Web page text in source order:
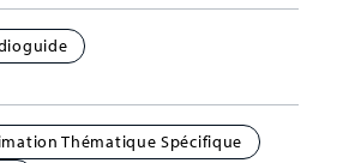
Thématique Spécifique